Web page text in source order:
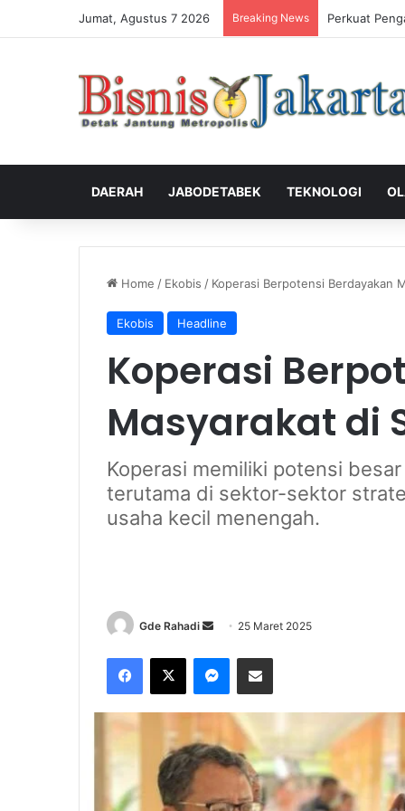
Jumat, Agustus 7 2026 Breaking News Perkuat
DAERAH JABODETABEK TEKNOLOGI
Home / Ekobis / Koperasi Berpotensi Berdayakan
Ekobis Headline
Koperasi
Masyarakat di
Koperasi memiliki potensi
terutama di sektor-sektor
usaha kecil menengah.
Gde Rahadi
n
a
e
a
25 Maret 2025